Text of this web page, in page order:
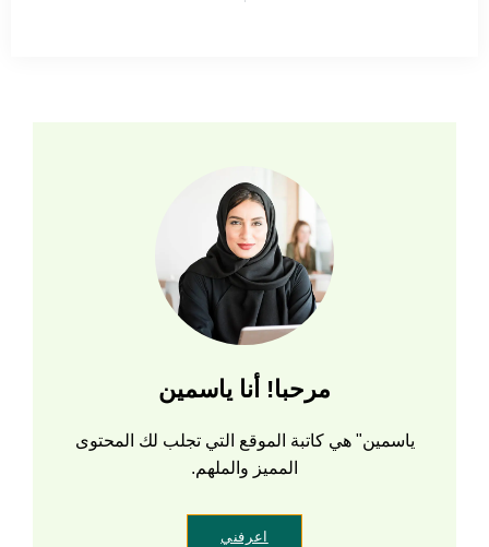
مرحبا! أنا ياسمين
ياسمين" هي كاتبة الموقع التي تجلب لك المحتوى
المميز والملهم.
اعرفني